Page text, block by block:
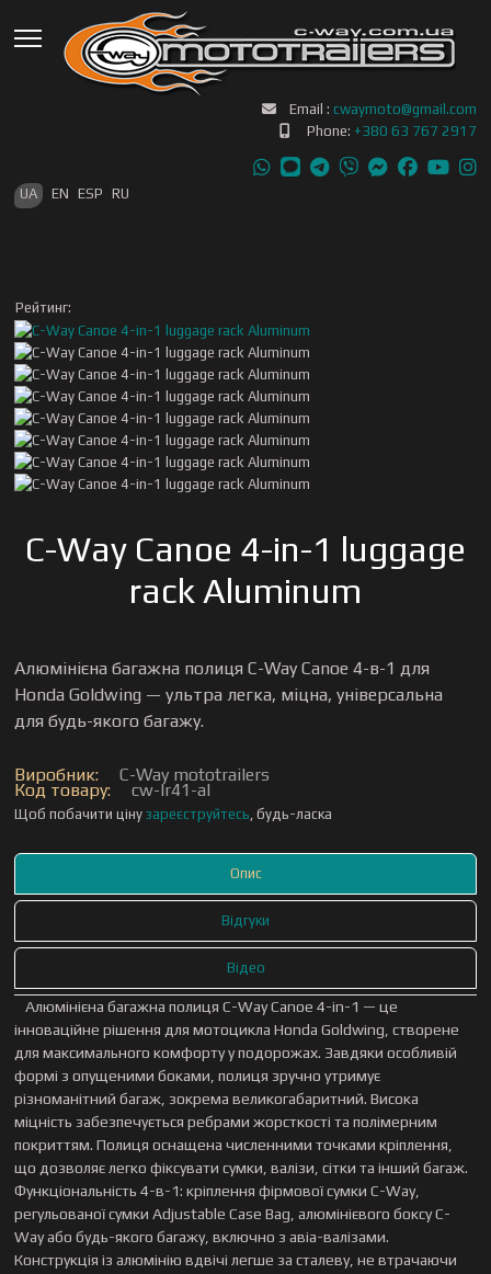
Email : cwaymoto@gmail.com
Phone: +380 63 767 2917
Оберіть свою мову
UA EN ESP RU
Рейтинг:
C-Way Canoe 4-in-1 luggage
rack Aluminum
Алюмінієна багажна полиця C-Way Canoe 4-в-1 для
Honda Goldwing — ультра легка, міцна, універсальна
для будь-якого багажу.
Виробник: C-Way mototrailers
Код товару: cw-lr41-al
Щоб побачити цінузареєструйтесь, будь-ласка
Опис
Відгуки
Відео
Алюмінієна багажна полиця C-Way Canoe 4-in-1 — це
інноваційне рішення для мотоцикла Honda Goldwing, створене
для максимального комфорту у подорожах. Завдяки особливій
формі з опущеними боками, полиця зручно утримує
різноманітний багаж, зокрема великогабаритний. Висока
міцність забезпечується ребрами жорсткості та полімерним
покриттям. Полиця оснащена численними точками кріплення,
що дозволяє легко фіксувати сумки, валізи, сітки та інший багаж.
Функціональність 4-в-1: кріплення фірмової сумки C-Way,
регульованої сумки Adjustable Case Bag, алюмінієвого боксу C-
Way або будь-якого багажу, включно з авіа-валізами.
Конструкція із алюмінію вдвічі легше за сталеву, не втрачаючи